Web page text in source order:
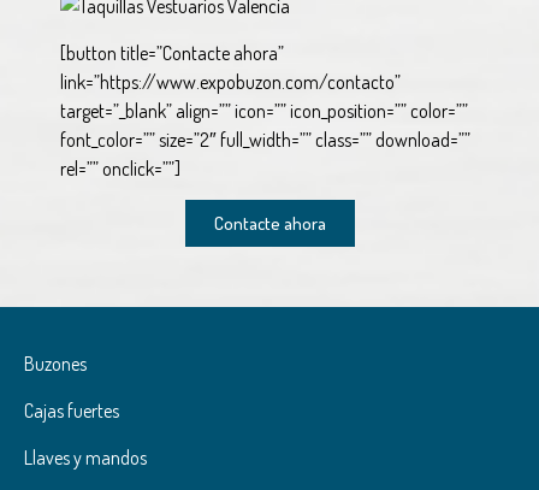
[button title=”Contacte ahora”
link=”https://www.expobuzon.com/contacto”
target=”_blank” align=”” icon=”” icon_position=”” color=””
font_color=”” size=”2″ full_width=”” class=”” download=””
rel=”” onclick=””]
Contacte ahora
Buzones
Cajas fuertes
Llaves y mandos